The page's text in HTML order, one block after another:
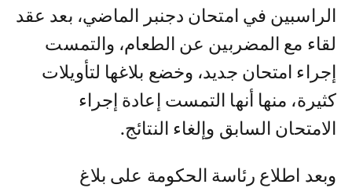
الراسبين في امتحان دجنبر الماضي، بعد عقد
لقاء مع المضربين عن الطعام، والتمست
إجراء امتحان جديد، وخضع بلاغها لتأويلات
كثيرة، منها أنها التمست إعادة إجراء
الامتحان السابق وإلغاء النتائج.
وبعد اطلاع رئاسة الحكومة على بلاغ